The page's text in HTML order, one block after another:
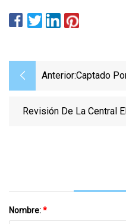
Anterior:Captado
Automóvil
Revisión De La Central
Nombre:*